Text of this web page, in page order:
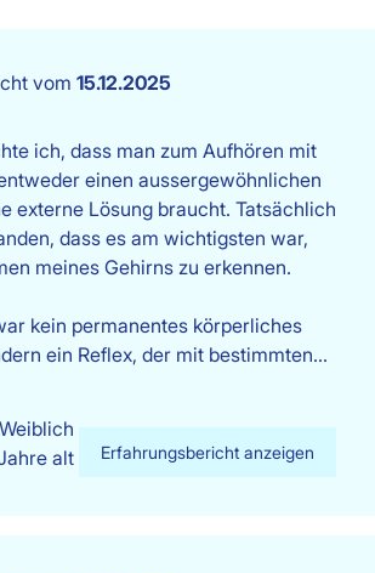
vom 15.12.2025
ich, dass man zum Aufhören mit
einen aussergewöhnlichen
externe Lösung braucht. Tatsächlich
dass es am wichtigsten war,
meines Gehirns zu erkennen.
kein permanentes körperliches
ein Reflex, der mit bestimmten…
Erfahrungsbericht anzeigen
Weiblich
alt